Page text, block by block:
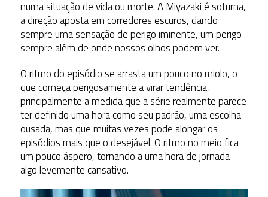
numa situação de vida ou morte. A Miyazaki é soturna,
a direção aposta em corredores escuros, dando
sempre uma sensação de perigo iminente, um perigo
sempre além de onde nossos olhos podem ver.
O ritmo do episódio se arrasta um pouco no miolo, o
que começa perigosamente a virar tendência,
principalmente a medida que a série realmente parece
ter definido uma hora como seu padrão, uma escolha
ousada, mas que muitas vezes pode alongar os
episódios mais que o desejável. O ritmo no meio fica
um pouco áspero, tornando a uma hora de jornada
algo levemente cansativo.